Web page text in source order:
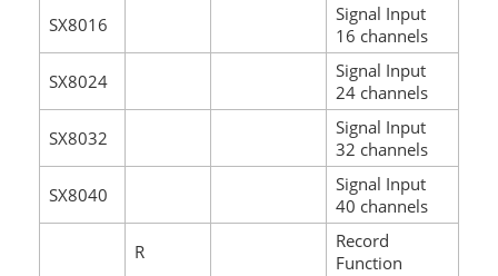
SX8016
Signal Input
16 channels
SX8024
Signal Input
24 channels
SX8032
Signal Input
32 channels
SX8040
Signal Input
40 channels
R
Record
Function